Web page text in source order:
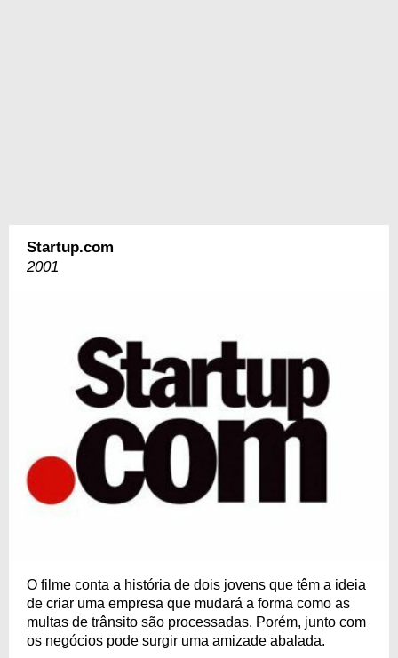
Startup.com
2001
O filme conta a história de dois jovens que têm a ideia
de criar uma empresa que mudará a forma como as
multas de trânsito são processadas. Porém, junto com
os negócios pode surgir uma amizade abalada.